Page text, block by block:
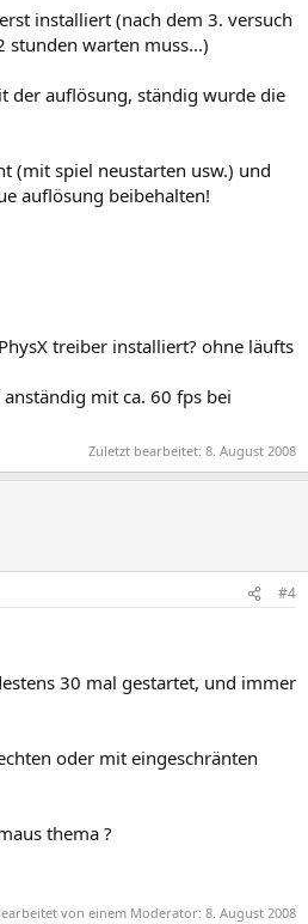
installiert (nach dem 3. versuch
stunden warten muss...)
der auflösung, ständig wurde die
(mit spiel neustarten usw.) und
auflösung beibehalten!
treiber installiert? ohne läufts
mit ca. 60 fps bei
Zuletzt bearbeitet: 8. August 2008
#4
30 mal gestartet, und immer
oder mit eingeschränten
thema ?
von einem Moderator: 8. August 2008